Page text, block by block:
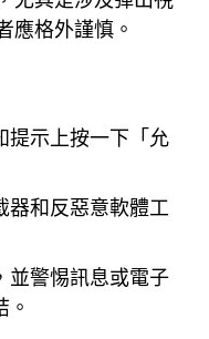
應格外謹慎。
提示上按一下「允
器和反惡意軟體工
並警惕訊息或電子
。